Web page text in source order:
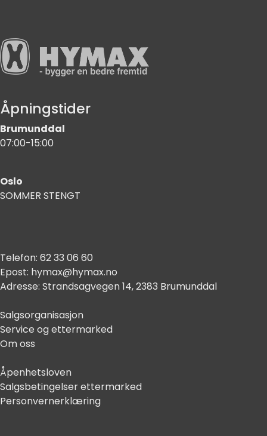
Åpningstider
Brumunddal
07:00-15:00
Oslo
SOMMER STENGT
Telefon: 62 33 06 60
Epost: hymax@hymax.no
Adresse: Strandsagvegen 14, 2383 Brumunddal
Salgsorganisasjon
Service og ettermarked
Om oss
Åpenhetsloven
Salgsbetingelser ettermarked
Personvernerklæring